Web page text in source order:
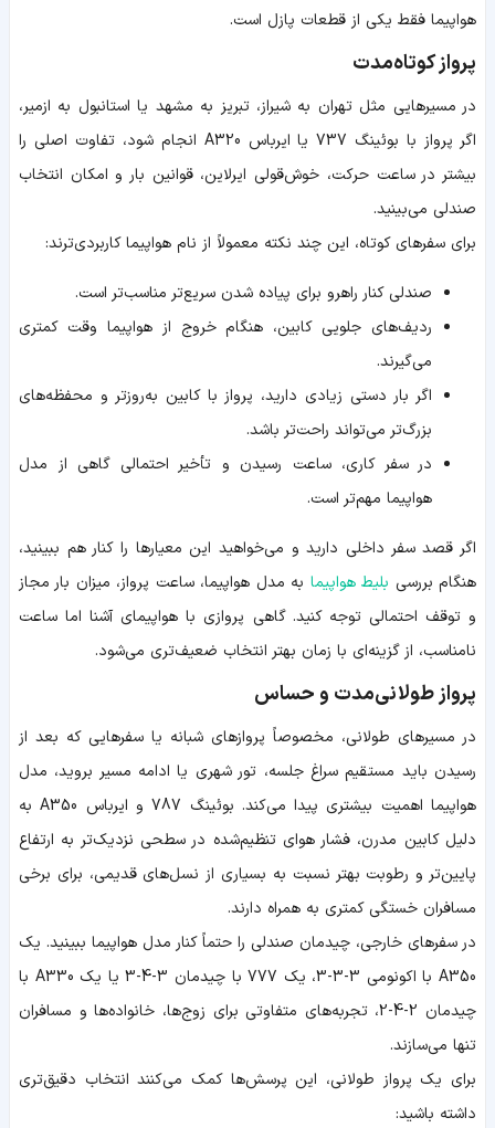
هواپیما فقط یکی از قطعات پازل است.
پرواز کوتاه‌مدت
در مسیرهایی مثل تهران به شیراز، تبریز به مشهد یا استانبول به ازمیر،
اگر پرواز با بوئینگ 737 یا ایرباس A320 انجام شود، تفاوت اصلی را
بیشتر در ساعت حرکت، خوش‌قولی ایرلاین، قوانین بار و امکان انتخاب
صندلی می‌بینید.
برای سفرهای کوتاه، این چند نکته معمولاً از نام هواپیما کاربردی‌ترند:
صندلی کنار راهرو برای پیاده شدن سریع‌تر مناسب‌تر است.
ردیف‌های جلویی کابین، هنگام خروج از هواپیما وقت کمتری
می‌گیرند.
اگر بار دستی زیادی دارید، پرواز با کابین به‌روزتر و محفظه‌های
بزرگ‌تر می‌تواند راحت‌تر باشد.
در سفر کاری، ساعت رسیدن و تأخیر احتمالی گاهی از مدل
هواپیما مهم‌تر است.
اگر قصد سفر داخلی دارید و می‌خواهید این معیارها را کنار هم ببینید،
هنگام بررسی بلیط هواپیما به مدل هواپیما، ساعت پرواز، میزان بار مجاز
و توقف احتمالی توجه کنید. گاهی پروازی با هواپیمای آشنا اما ساعت
نامناسب، از گزینه‌ای با زمان بهتر انتخاب ضعیف‌تری می‌شود.
پرواز طولانی‌مدت و حساس
در مسیرهای طولانی، مخصوصاً پروازهای شبانه یا سفرهایی که بعد از
رسیدن باید مستقیم سراغ جلسه، تور شهری یا ادامه مسیر بروید، مدل
هواپیما اهمیت بیشتری پیدا می‌کند. بوئینگ 787 و ایرباس A350 به
دلیل کابین مدرن، فشار هوای تنظیم‌شده در سطحی نزدیک‌تر به ارتفاع
پایین‌تر و رطوبت بهتر نسبت به بسیاری از نسل‌های قدیمی، برای برخی
مسافران خستگی کمتری به همراه دارند.
در سفرهای خارجی، چیدمان صندلی را حتماً کنار مدل هواپیما ببینید. یک
A350 با اکونومی 3-3-3، یک 777 با چیدمان 3-4-3 یا یک A330 با
چیدمان 2-4-2، تجربه‌های متفاوتی برای زوج‌ها، خانواده‌ها و مسافران
تنها می‌سازند.
برای یک پرواز طولانی، این پرسش‌ها کمک می‌کنند انتخاب دقیق‌تری
داشته باشید: